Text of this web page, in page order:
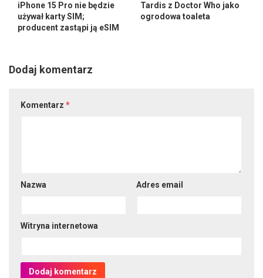
iPhone 15 Pro nie będzie
używał karty SIM;
producent zastąpi ją eSIM
Tardis z Doctor Who jako
ogrodowa toaleta
Dodaj komentarz
Komentarz *
Nazwa Adres email
Witryna internetowa